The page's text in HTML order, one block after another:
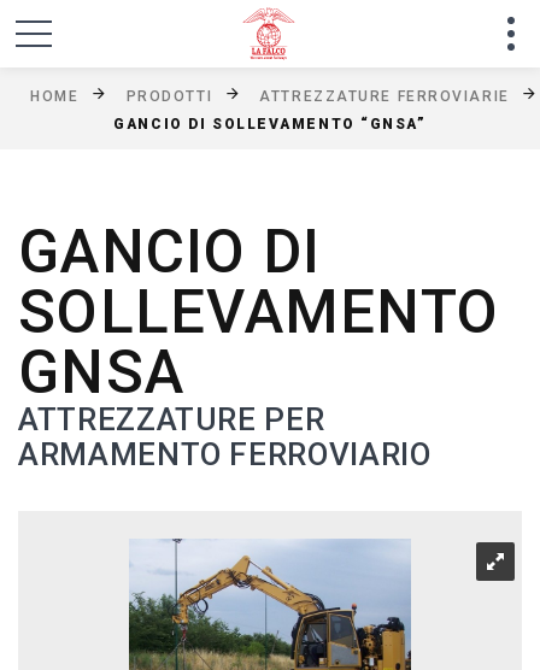
HOME PRODOTTI
ATTREZZATURE FERROVIARIE
GANCIO DI SOLLEVAMENTO “GNSA”
GANCIO DI
SOLLEVAMENTO
GNSA
ATTREZZATURE PER
ARMAMENTO FERROVIARIO